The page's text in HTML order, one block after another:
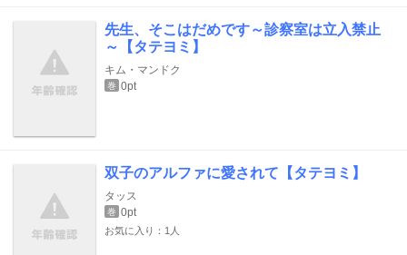
先生、そこはだめです～診察室は立入禁止
～【タテヨミ】
キム・マンドク
巻 0pt
双子のアルファに愛されて【タテヨミ】
タッス
巻 0pt
お気に入り：1人